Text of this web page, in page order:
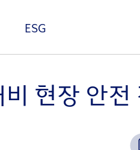
ESG
현장 안전